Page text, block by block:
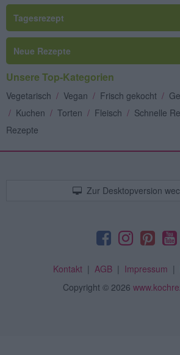
Tagesrezept
Neue Rezepte
Unsere Top-Kategorien
Vegetarisch / Vegan / Frisch gekocht /
/ Kuchen / Torten / Fleisch / Schnelle
Rezepte
Zur Desktopversion
Kontakt| AGB| Impressum |
Copyright © 2026